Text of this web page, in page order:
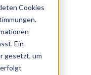
Cookies
Ein
gesetzt, um